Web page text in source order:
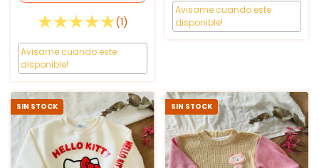
(1)
Avisame cuando este
disponible!
Avisame cuando este
disponible!
SIN STOCK SIN STOCK